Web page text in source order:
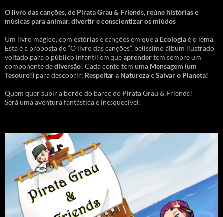
O livro das canções,de Pirata Grau & Friends, reúne histórias e
músicas para animar, divertir e conscientizar os miúdos
Um livro mágico, com estórias e canções em que a Ecologiaé o lema.
Esta é a proposta de “O livro das canções”, belíssimo álbum ilustrado
voltado para o público infantil em queaprendertem sempre um
componente dediversão! Cada conto tem uma Mensagem (um
Tesouro!) para descobrir: Respeitar a NaturezaeSalvar o Planeta!
Quem quer subir a bordo do barco do Pirata Grau & Friends?
Será uma aventura fantástica e inesquecível!